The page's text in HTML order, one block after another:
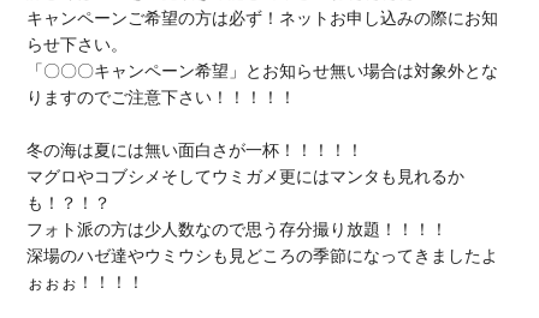
キャンペーンご希望の方は必ず！ネットお申し込みの際にお知
らせ下さい。
「〇〇〇キャンペーン希望」とお知らせ無い場合は対象外とな
りますのでご注意下さい！！！！！
冬の海は夏には無い面白さが一杯！！！！！
マグロやコブシメそしてウミガメ更にはマンタも見れるか
も！？！？
フォト派の方は少人数なので思う存分撮り放題！！！！
深場のハゼ達やウミウシも見どころの季節になってきましたよ
ぉぉぉ！！！！